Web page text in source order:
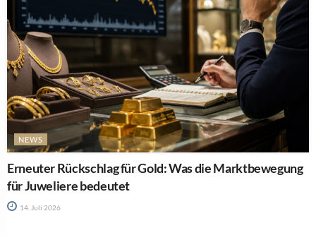
NEWS
Erneuter Rückschlag für Gold: Was die Marktbewegung
für Juweliere bedeutet
14. Juli 2026